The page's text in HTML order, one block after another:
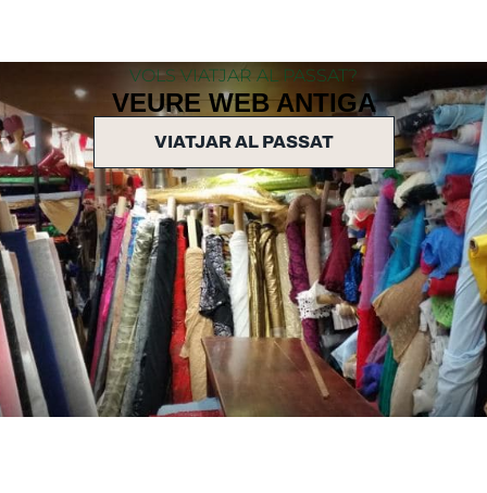
VOLS VIATJAR AL PASSAT?
VEURE WEB ANTIGA
VIATJAR AL PASSAT